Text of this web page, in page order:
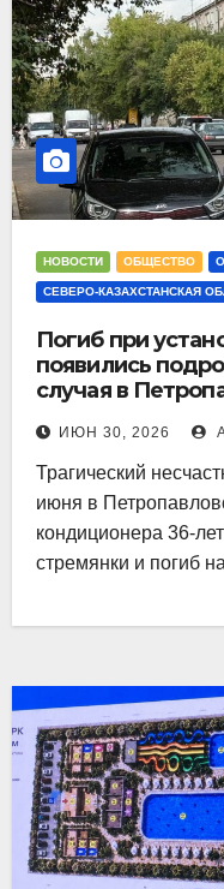
НОВОСТИ ОБЩЕСТВО
СЕВЕРО-КАЗАХСТАНСКАЯ
Погиб при
появились
случая в
ИЮН 30, 2026
Трагический
июня в
кондиционера 36-
стремянки и погиб